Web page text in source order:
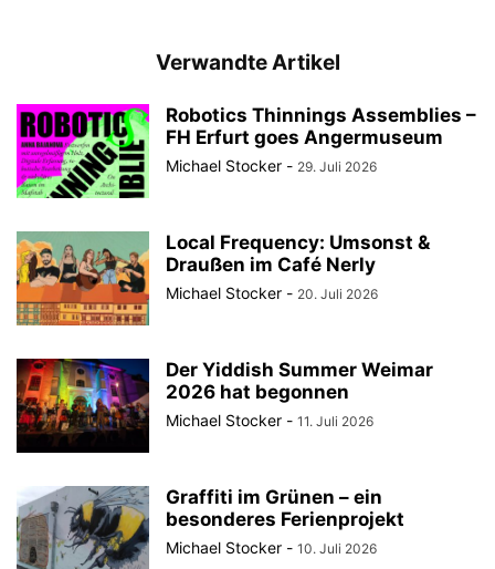
Verwandte Artikel
Robotics Thinnings Assemblies –
FH Erfurt goes Angermuseum
Michael Stocker - 29. Juli 2026
Local Frequency: Umsonst &
Draußen im Café Nerly
Michael Stocker - 20. Juli 2026
Der Yiddish Summer Weimar
2026 hat begonnen
Michael Stocker - 11. Juli 2026
Graffiti im Grünen – ein
besonderes Ferienprojekt
Michael Stocker - 10. Juli 2026